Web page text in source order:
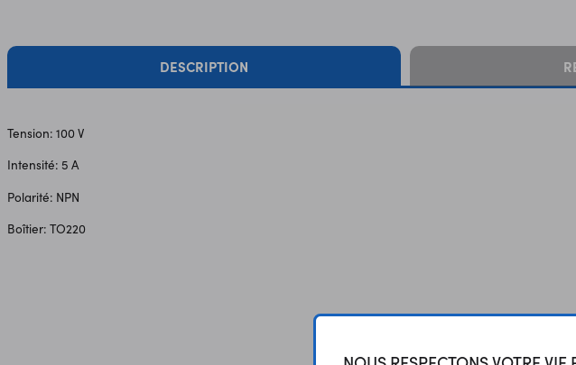
DESCRIPTION
Tension: 100 V
Intensité: 5 A
Polarité: NPN
Boîtier: TO220